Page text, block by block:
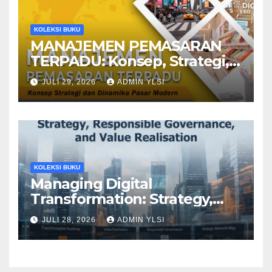
KOLEKSI BUKU
MANAJEMEN PEMASARAN
TERPADU: Konsep, Strategi,
dan Dinamika Pasar Modern
JULI 29, 2026 ADMIN YLSI
KOLEKSI BUKU
Managing Digital
Transformation: Strategy,
Responsible Governance,
and Value Realisation
JULI 28, 2026 ADMIN YLSI